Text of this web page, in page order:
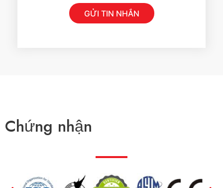
GỬI TIN NHẮN
Chứng nhận